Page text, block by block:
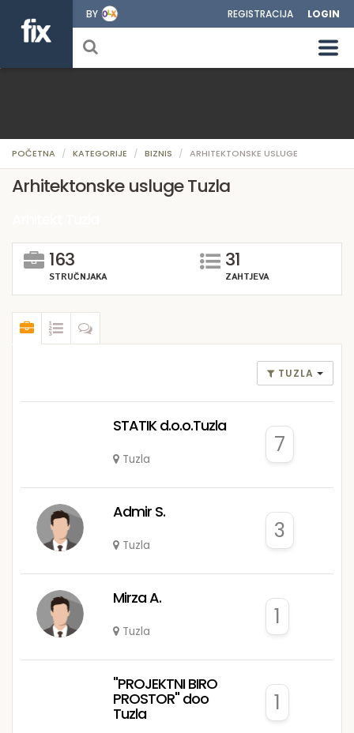
BY REGISTRACIJA LOGIN
POČETNA KATEGORIJE BIZNIS ARHITEKTONSKE USLUGE
Arhitektonske usluge Tuzla
163
STRUČNJAKA
31
ZAHTJEVA
TUZLA
STATIK d.o.o.Tuzla
Tuzla
7
Admir S.
Tuzla
3
Mirza A.
Tuzla
1
"PROJEKTNI BIRO
PROSTOR" doo
Tuzla 1